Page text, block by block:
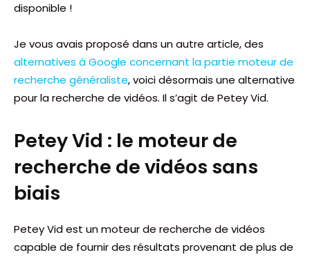
disponible !
Je vous avais proposé dans un autre article, des
alternatives à Google concernant la partie moteur de
recherche généraliste, voici désormais une alternative
pour la recherche de vidéos. Il s’agit de Petey Vid.
Petey Vid : le moteur de
recherche de vidéos sans
biais
Petey Vid est un moteur de recherche de vidéos
capable de fournir des résultats provenant de plus de